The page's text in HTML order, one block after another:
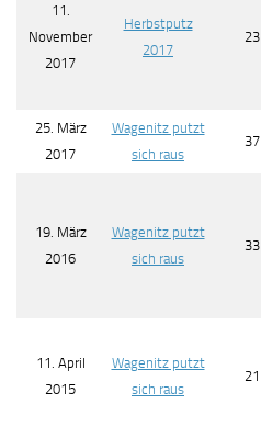
11.
November
2017
Herbstputz
2017
23
25. März
2017
Wagenitz putzt
sich raus
37
19. März
2016
Wagenitz putzt
sich raus
33
11. April
2015
Wagenitz putzt
sich raus
21